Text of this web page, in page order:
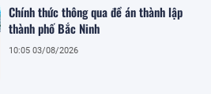
Chính thức thông qua đề án thành lập
thành phố Bắc Ninh
10:05 03/08/2026